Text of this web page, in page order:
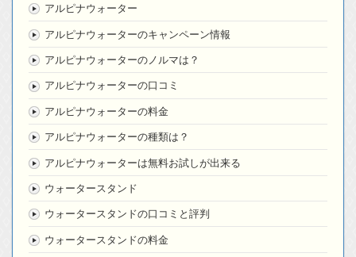
アルピナウォーター
アルピナウォーターのキャンペーン情報
アルピナウォーターのノルマは？
アルピナウォーターの口コミ
アルピナウォーターの料金
アルピナウォーターの種類は？
アルピナウォーターは無料お試しが出来る
ウォータースタンド
ウォータースタンドの口コミと評判
ウォータースタンドの料金